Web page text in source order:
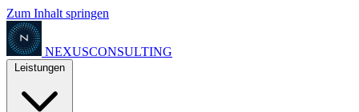
Zum Inhalt springen
NEXUSCONSULTING